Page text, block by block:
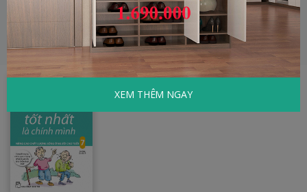
HOME Y Học - Sức Khỏe
Bác Sĩ Tốt Nhất
Là Chính Mình - Tập 7: Nâng Cao Chất Lượng Sống Ở Người
Cao Tuổi
XEM THÊM NGAY